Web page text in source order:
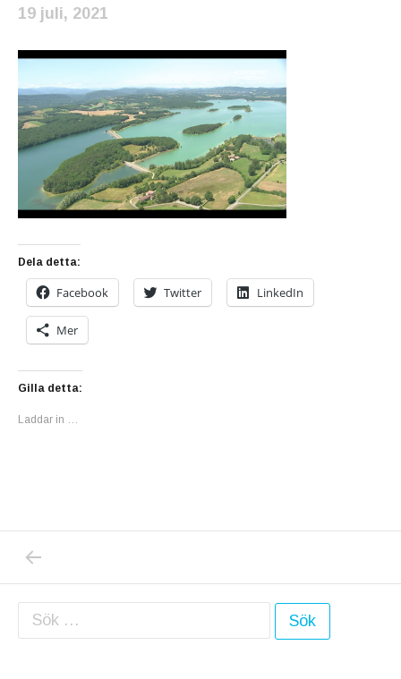
19 juli, 2021
Dela detta:
Facebook Twitter LinkedIn
Mer
Gilla detta:
Laddar in …
Inläggsnavigering
Sök efter: